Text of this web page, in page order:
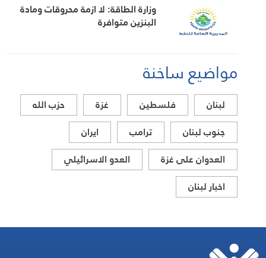
وزارة الطاقة: لا ازمة محروقات ومادة
البنزين متوافرة
مواضيع ساخنة
لبنان فلسطين غزة
حزب الله
جنوب لبنان
ترامب
ايران
العدوان على غزة
العدو الاسرائيلي
اخبار لبنان